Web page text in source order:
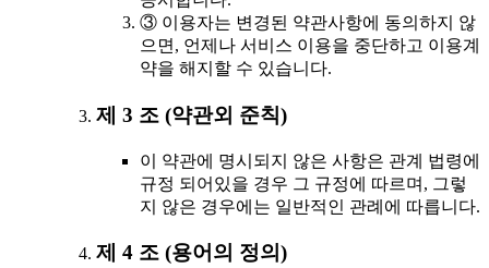
③ 이용자는 변경된 약관사항에 동의하지 않
으면, 언제나 서비스 이용을 중단하고 이용계
약을 해지할 수 있습니다.
제 3 조 (약관외 준칙)
이 약관에 명시되지 않은 사항은 관계 법령에
규정 되어있을 경우 그 규정에 따르며, 그렇
지 않은 경우에는 일반적인 관례에 따릅니다.
제 4 조 (용어의 정의)